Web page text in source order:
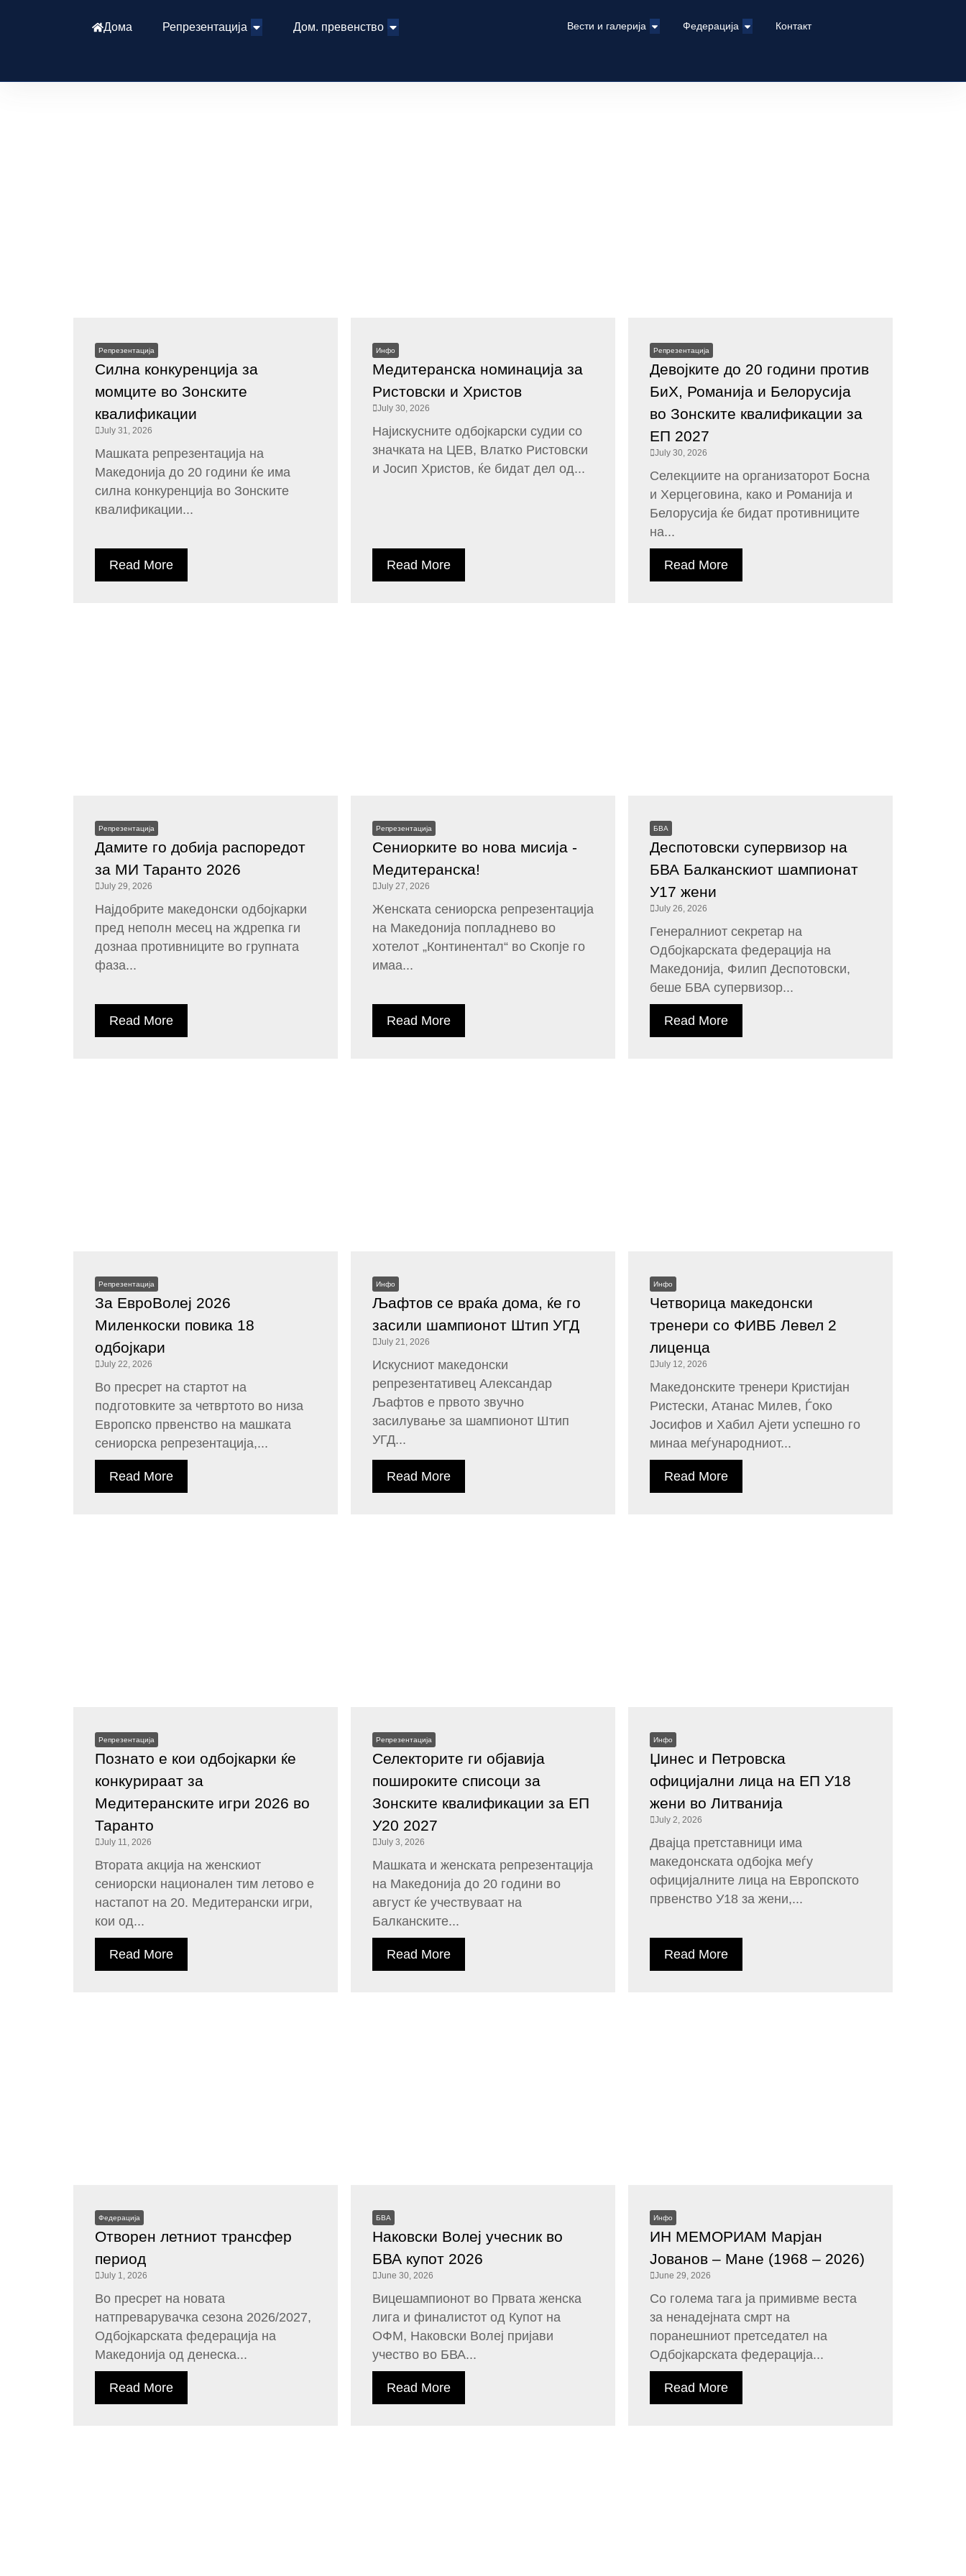
Дома Репрезентација Дом. превенство Вести и галерија Федерација Контакт
Репрезентација
Силна конкуренција за
момците во Зонските
квалификации
July 31, 2026
Машката репрезентација на
Македонија до 20 години ќе има
силна конкуренција во Зонските
квалификации...
Read More
Инфо
Медитеранска номинација за
Ристовски и Христов
July 30, 2026
Најискусните одбојкарски судии со
значката на ЦЕВ, Влатко Ристовски
и Јосип Христов, ќе бидат дел од...
Read More
Репрезентација
Девојките до 20 години против
БиХ, Романија и Белорусија
во Зонските квалификации за
ЕП 2027
July 30, 2026
Селекциите на организаторот Босна
и Херцеговина, како и Романија и
Белорусија ќе бидат противниците
на...
Read More
Репрезентација
Дамите го добија распоредот
за МИ Таранто 2026
July 29, 2026
Најдобрите македонски одбојкарки
пред неполн месец на ждрепка ги
дознаа противниците во групната
фаза...
Read More
Репрезентација
Сениорките во нова мисија -
Медитеранска!
July 27, 2026
Женската сениорска репрезентација
на Македонија попладнево во
хотелот „Континентал“ во Скопје го
имаа...
Read More
БВА
Деспотовски супервизор на
БВА Балканскиот шампионат
У17 жени
July 26, 2026
Генералниот секретар на
Одбојкарската федерација на
Македонија, Филип Деспотовски,
беше БВА супервизор...
Read More
Репрезентација
За ЕвроВолеј 2026
Миленкоски повика 18
одбојкари
July 22, 2026
Во пресрет на стартот на
подготовките за четвртото во низа
Европско првенство на машката
сениорска репрезентација,...
Read More
Инфо
Љафтов се враќа дома, ќе го
засили шампионот Штип УГД
July 21, 2026
Искусниот македонски
репрезентативец Александар
Љафтов е првото звучно
засилување за шампионот Штип
УГД...
Read More
Инфо
Четворица македонски
тренери со ФИВБ Левел 2
лиценца
July 12, 2026
Македонските тренери Кристијан
Ристески, Атанас Милев, Ѓоко
Јосифов и Хабил Ајети успешно го
минаа меѓународниот...
Read More
Репрезентација
Познато е кои одбојкарки ќе
конкурираат за
Медитеранските игри 2026 во
Таранто
July 11, 2026
Втората акција на женскиот
сениорски национален тим летово е
настапот на 20. Медитерански игри,
кои од...
Read More
Репрезентација
Селекторите ги објавија
пошироките списоци за
Зонските квалификации за ЕП
У20 2027
July 3, 2026
Машката и женската репрезентација
на Македонија до 20 години во
август ќе учествуваат на
Балканските...
Read More
Инфо
Џинес и Петровска
официјални лица на ЕП У18
жени во Литванија
July 2, 2026
Двајца претставници има
македонската одбојка меѓу
официјалните лица на Европското
првенство У18 за жени,...
Read More
Федерација
Отворен летниот трансфер
период
July 1, 2026
Во пресрет на новата
натпреварувачка сезона 2026/2027,
Одбојкарската федерација на
Македонија од денеска...
Read More
БВА
Наковски Волеј учесник во
БВА купот 2026
June 30, 2026
Вицешампионот во Првата женска
лига и финалистот од Купот на
ОФМ, Наковски Волеј пријави
учество во БВА...
Read More
Инфо
ИН МЕМОРИАМ Марјан
Јованов – Мане (1968 – 2026)
June 29, 2026
Со голема тага ја примивме веста
за ненадејната смрт на
поранешниот претседател на
Одбојкарската федерација...
Read More